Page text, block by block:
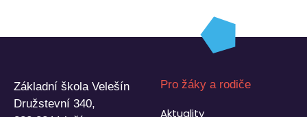
Základní škola Velešín
Družstevní 340,
Pro žáky a rodiče
Aktuality